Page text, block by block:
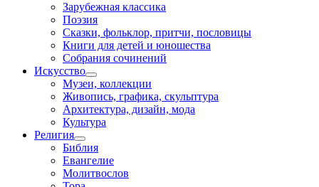
Зарубежная классика
Поэзия
Сказки, фольклор, притчи, пословицы
Книги для детей и юношества
Собрания сочинений
Искусство
Музеи, коллекции
Живопись, графика, скульптура
Архитектура, дизайн, мода
Культура
Религия
Библия
Евангелие
Молитвослов